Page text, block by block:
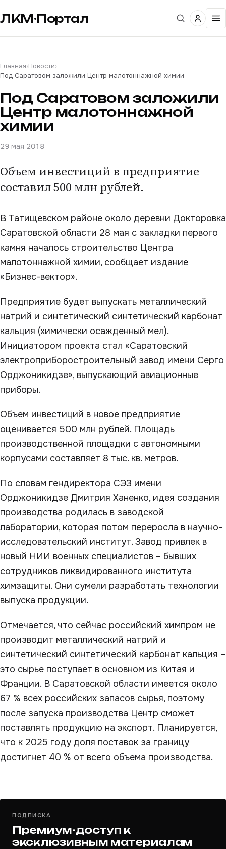
ЛКМ·Портал
Главная›Новости›
Под Саратовом заложили Центр малотоннажной химии
Под Саратовом заложили
Центр малотоннажной
химии
29 мая 2018
Объем инвестиций в предприятие
составил 500 млн рублей.
В Татищевском районе около деревни Докторовка
Саратовской области 28 мая с закладки первого
камня началось строительство Центра
малотоннажной химии, сообщает издание
«Бизнес-вектор».
Предприятие будет выпускать металлический
натрий и синтетический синтетический карбонат
кальция (химически осажденный мел).
Инициатором проекта стал «Саратовский
электроприборостроительный завод имени Серго
Орджоникидзе», выпускающий авиационные
приборы.
Объем инвестиций в новое предприятие
оценивается 500 млн рублей. Площадь
производственной площадки с автономными
корпусами составляет 8 тыс. кв. метров.
По словам гендиректора СЭЗ имени
Орджоникидзе Дмитрия Ханенко, идея создания
производства родилась в заводской
лаборатории, которая потом переросла в научно-
исследовательский институт. Завод привлек в
новый НИИ военных специалистов – бывших
сотрудников ликвидированного института
химзащиты. Они сумели разработать технологии
выпуска продукции.
Отмечается, что сейчас российский химпром не
производит металлический натрий и
синтетический синтетический карбонат кальция –
это сырье поступает в основном из Китая и
Франции. В Саратовской области имеется около
67 % всех российских запасов сырья, поэтому
после запуска производства Центр сможет
поставлять продукцию на экспорт. Планируется,
что к 2025 году доля поставок за границу
достигнет 40 % от всего объема производства.
ПОДПИСКА
Премиум-доступ к
эксклюзивным материалам